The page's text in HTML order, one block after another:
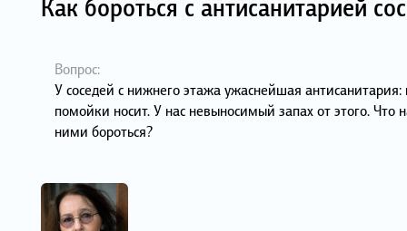
Вопрос:
У соседей с нижнего этажа ужаснейшая
помойки носит. У нас невыносимый запах от этого.
ними бороться?